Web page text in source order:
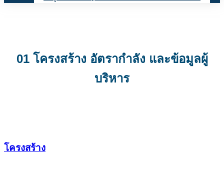
01 โครงสร้าง อัตรากำลัง และข้อมูลผู้
บริหาร
โครงสร้าง